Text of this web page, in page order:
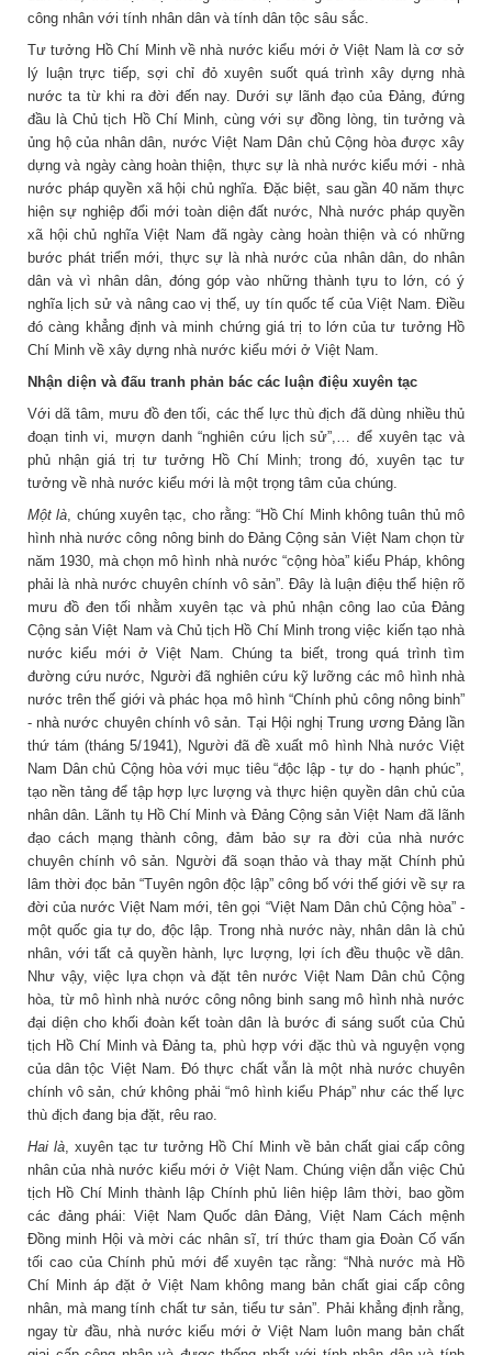
công nhân với tính nhân dân và tính dân tộc sâu sắc.
Tư tưởng Hồ Chí Minh về nhà nước kiểu mới ở Việt Nam là cơ sở
lý luận trực tiếp, sợi chỉ đỏ xuyên suốt quá trình xây dựng nhà
nước ta từ khi ra đời đến nay. Dưới sự lãnh đạo của Đảng, đứng
đầu là Chủ tịch Hồ Chí Minh, cùng với sự đồng lòng, tin tưởng và
ủng hộ của nhân dân, nước Việt Nam Dân chủ Cộng hòa được xây
dựng và ngày càng hoàn thiện, thực sự là nhà nước kiểu mới - nhà
nước pháp quyền xã hội chủ nghĩa. Đặc biệt, sau gần 40 năm thực
hiện sự nghiệp đổi mới toàn diện đất nước, Nhà nước pháp quyền
xã hội chủ nghĩa Việt Nam đã ngày càng hoàn thiện và có những
bước phát triển mới, thực sự là nhà nước của nhân dân, do nhân
dân và vì nhân dân, đóng góp vào những thành tựu to lớn, có ý
nghĩa lịch sử và nâng cao vị thế, uy tín quốc tế của Việt Nam. Điều
đó càng khẳng định và minh chứng giá trị to lớn của tư tưởng Hồ
Chí Minh về xây dựng nhà nước kiểu mới ở Việt Nam.
Nhận diện và đấu tranh phản bác các luận điệu xuyên tạc
Với dã tâm, mưu đồ đen tối, các thế lực thù địch đã dùng nhiều thủ
đoạn tinh vi, mượn danh “nghiên cứu lịch sử”,… để xuyên tạc và
phủ nhận giá trị tư tưởng Hồ Chí Minh; trong đó, xuyên tạc tư
tưởng về nhà nước kiểu mới là một trọng tâm của chúng.
Một là , chúng xuyên tạc, cho rằng: “Hồ Chí Minh không tuân thủ mô
hình nhà nước công nông binh do Đảng Cộng sản Việt Nam chọn từ
năm 1930, mà chọn mô hình nhà nước “cộng hòa” kiểu Pháp, không
phải là nhà nước chuyên chính vô sản”. Đây là luận điệu thể hiện rõ
mưu đồ đen tối nhằm xuyên tạc và phủ nhận công lao của Đảng
Cộng sản Việt Nam và Chủ tịch Hồ Chí Minh trong việc kiến tạo nhà
nước kiểu mới ở Việt Nam. Chúng ta biết, trong quá trình tìm
đường cứu nước, Người đã nghiên cứu kỹ lưỡng các mô hình nhà
nước trên thế giới và phác họa mô hình “Chính phủ công nông binh”
- nhà nước chuyên chính vô sản. Tại Hội nghị Trung ương Đảng lần
thứ tám (tháng 5/1941), Người đã đề xuất mô hình Nhà nước Việt
Nam Dân chủ Cộng hòa với mục tiêu “độc lập - tự do - hạnh phúc”,
tạo nền tảng để tập hợp lực lượng và thực hiện quyền dân chủ của
nhân dân. Lãnh tụ Hồ Chí Minh và Đảng Cộng sản Việt Nam đã lãnh
đạo cách mạng thành công, đảm bảo sự ra đời của nhà nước
chuyên chính vô sản. Người đã soạn thảo và thay mặt Chính phủ
lâm thời đọc bản “Tuyên ngôn độc lập” công bố với thế giới về sự ra
đời của nước Việt Nam mới, tên gọi “Việt Nam Dân chủ Cộng hòa” -
một quốc gia tự do, độc lập. Trong nhà nước này, nhân dân là chủ
nhân, với tất cả quyền hành, lực lượng, lợi ích đều thuộc về dân.
Như vậy, việc lựa chọn và đặt tên nước Việt Nam Dân chủ Cộng
hòa, từ mô hình nhà nước công nông binh sang mô hình nhà nước
đại diện cho khối đoàn kết toàn dân là bước đi sáng suốt của Chủ
tịch Hồ Chí Minh và Đảng ta, phù hợp với đặc thù và nguyện vọng
của dân tộc Việt Nam. Đó thực chất vẫn là một nhà nước chuyên
chính vô sản, chứ không phải “mô hình kiểu Pháp” như các thế lực
thù địch đang bịa đặt, rêu rao.
Hai là , xuyên tạc tư tưởng Hồ Chí Minh về bản chất giai cấp công
nhân của nhà nước kiểu mới ở Việt Nam. Chúng viện dẫn việc Chủ
tịch Hồ Chí Minh thành lập Chính phủ liên hiệp lâm thời, bao gồm
các đảng phái: Việt Nam Quốc dân Đảng, Việt Nam Cách mệnh
Đồng minh Hội và mời các nhân sĩ, trí thức tham gia Đoàn Cố vấn
tối cao của Chính phủ mới để xuyên tạc rằng: “Nhà nước mà Hồ
Chí Minh áp đặt ở Việt Nam không mang bản chất giai cấp công
nhân, mà mang tính chất tư sản, tiểu tư sản”. Phải khẳng định rằng,
ngay từ đầu, nhà nước kiểu mới ở Việt Nam luôn mang bản chất